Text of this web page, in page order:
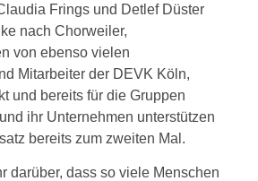
Frings und Detlef Düster
nach Chorweiler,
von ebenso vielen
Mitarbeiter der DEVK Köln,
und bereits für die Gruppen
ihr Unternehmen unterstützen
bereits zum zweiten Mal.
darüber, dass so viele Menschen